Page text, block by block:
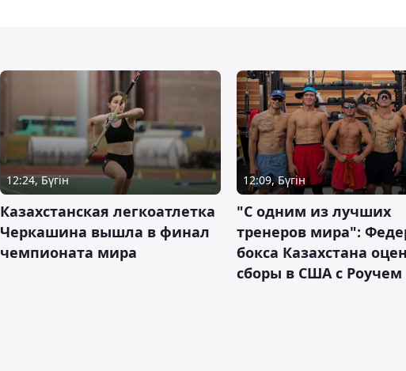
12:24, Бүгін
Казахстанская легкоатлетка
Черкашина вышла в финал
чемпионата мира
12:09, Бүгін
"С одним из лучших
тренеров мира":
бокса Казахстана
сборы в США с Роучем